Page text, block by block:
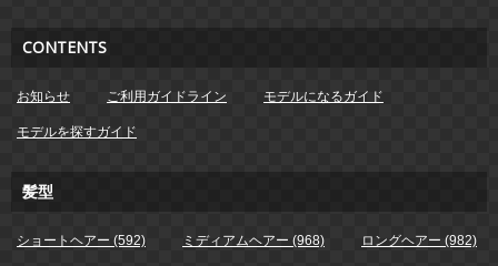
CONTENTS
お知らせ ご利用ガイドライン モデルになるガイド
モデルを探すガイド
髪型
ショートヘアー (592) ミディアムヘアー (968) ロングヘアー (982)